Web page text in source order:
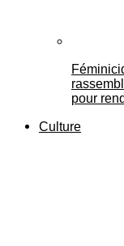
pour
Culture